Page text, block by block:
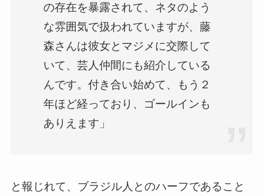
の存在を暴露されて、ネタのよう
な雰囲気で扱われていますが、藤
森さんは彼女とマジメに交際して
いて、芸人仲間にも紹介している
んです。付き合い始めて、もう２
年ほど経っており、ゴールインも
ありえます」
と報じれて、ブラジル人とのハーフであること